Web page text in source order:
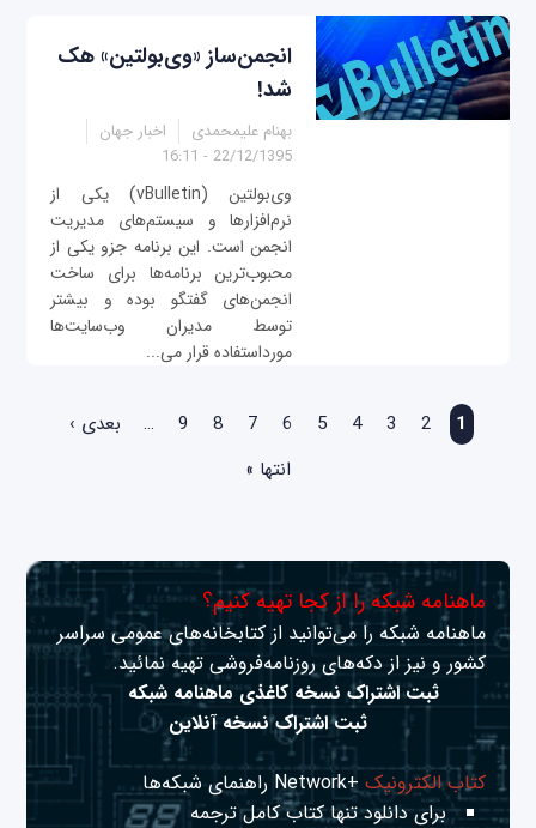
انجمن‌ساز «وی‌بولتین» هک
شد!
بهنام علیمحمدی
اخبار جهان
22/12/1395 - 16:11
وی‌بولتین (vBulletin) یکی از
نرم‌افزارها و سیستم‌های مدیریت
انجمن است. این برنامه جزو یکی از
محبوب‌ترین برنامه‌ها برای ساخت
انجمن‌های گفتگو بوده و بیشتر
توسط مدیران وب‌سایت‌ها
مورداستفاده قرار می‌...
1
2
3
4
5
6
7
8
9
…
بعدی ›
انتها »
ماهنامه شبکه را از کجا تهیه کنیم؟
ماهنامه شبکه را می‌توانید از کتابخانه‌های عمومی سراسر
کشور و نیز از دکه‌های روزنامه‌فروشی تهیه نمائید.
ثبت اشتراک نسخه کاغذی ماهنامه شبکه
ثبت اشتراک نسخه آنلاین
کتاب الکترونیک+Network راهنمای شبکه‌ها
برای دانلود تنها کتاب کامل ترجمه